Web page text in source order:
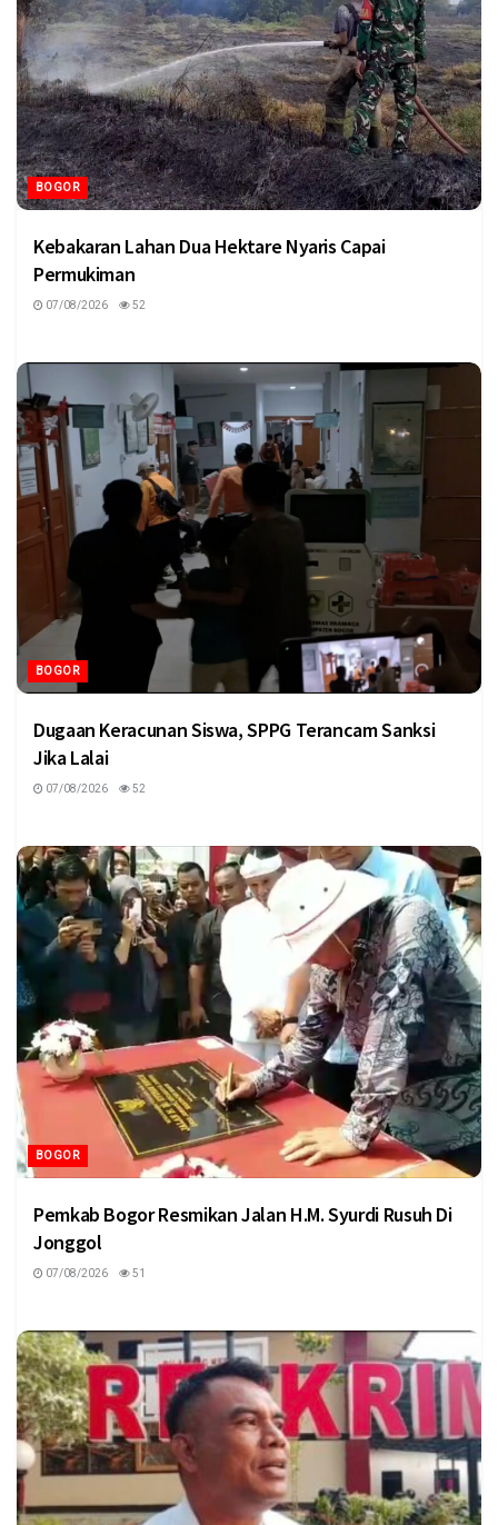
BOGOR
Kebakaran Lahan Dua Hektare Nyaris Capai
Permukiman
07/08/2026 52
BOGOR
Dugaan Keracunan Siswa, SPPG Terancam Sanksi
Jika Lalai
07/08/2026 52
BOGOR
Pemkab Bogor Resmikan Jalan H.M. Syurdi Rusuh Di
Jonggol
07/08/2026 51